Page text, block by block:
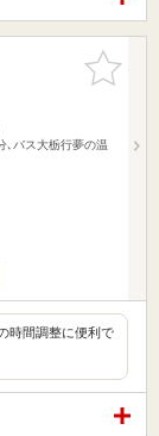
お気に入
りに追加
､バス大栃行夢の温
時間調整に便利で